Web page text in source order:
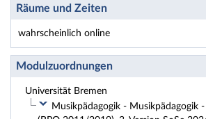
Räume und Zeiten
wahrscheinlich online
Modulzuordnungen
Universität Bremen
Musikpädagogik - Musikpädagogik